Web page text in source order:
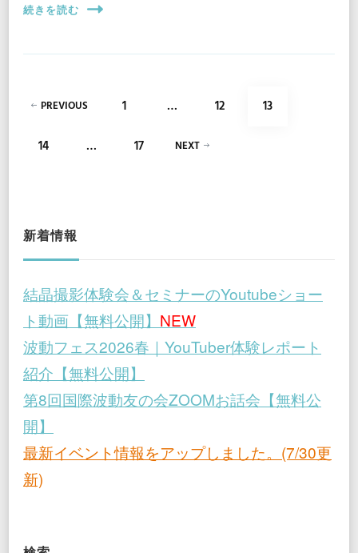
続きを読む
投
稿
ー
ジ
送
り
PREVIOUS PAGE
1 … PAGE
12 PAGE
13
PAGE
14 … PAGE
17 NEXT
新着情報
結晶撮影体験会＆セミナーのYoutubeショー
ト動画【無料公開】 NEW
波動フェス2026春｜YouTuber体験レポート
紹介【無料公開】
第8回国際波動友の会ZOOMお話会【無料公
開】
最新イベント情報をアップしました。(7/30更
新)